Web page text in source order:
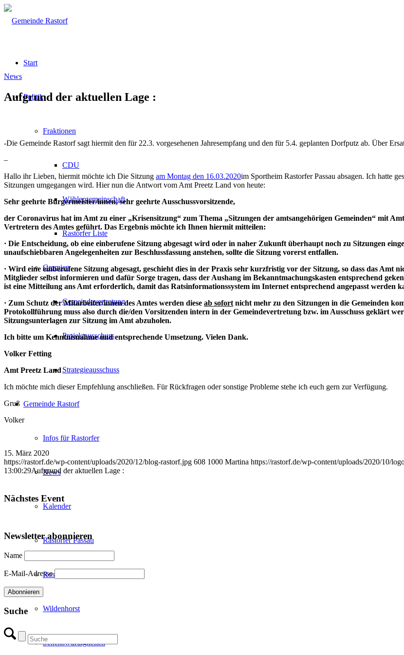
Start
Politik
Fraktionen
CDU
Wählergemeinschaft
Rastorfer Liste
Gremien
Gemeindevertretung
Projektausschuss
Strategieausschuss
Gemeinde Rastorf
Infos für Rastorfer
News
Kalender
Rastorfer Passau
Rosenfeld
Wildenhorst
Sehenswürdigkeiten
News
Aufgrund der aktuellen Lage :
-Die Gemeinde Rastorf sagt hiermit den für 22.3. vorgesehenen Jahresempfang und den für 5.4. geplanten Dorfputz ab. Über
–
Hallo ihr Lieben, hiermit möchte ich Die Sitzung am Montag den 16.03.2020im Sportheim Rastorfer Passau absagen. Ich hatte
Sitzungen umgegangen wird. Hier nun die Antwort vom Amt Preetz Land von heute:
Sehr geehrte Bürgermeister/innen, sehr geehrte Ausschussvorsitzende,
der Coronavirus hat im Amt zu einer „Krisensitzung“ zum Thema „Sitzungen der amtsangehörigen Gemeinden“ mit
Vertretern des Amtes geführt. Das Ergebnis möchte ich Ihnen hiermit mitteilen:
· Die Entscheidung, ob eine einberufene Sitzung abgesagt wird oder in naher Zukunft überhaupt noch zu Sitzungen
unaufschiebbaren Angelegenheiten zur Beschlussfassung anstehen, sollte die Sitzung vorerst entfallen.
· Wird eine einberufene Sitzung abgesagt, geschieht dies in der Praxis sehr kurzfristig vor der Sitzung, so dass das Amt
Mitglieder selbst informieren und dafür Sorge tragen, dass der Aushang im Bekanntmachungskasten entsprechend
ist eine Mitteilung ans Amt erforderlich, damit das Ratsinformationssystem im Internet entsprechend angepasst werden
· Zum Schutz der Mitarbeiter/innen des Amtes werden diese ab sofort nicht mehr zu den Sitzungen in die Gemeinden
Protokollführung muss also durch die/den Vorsitzenden intern in der Gemeindevertretung bzw. im Ausschuss geklärt
Sitzungsunterlagen zur Sitzung im Amt abzuholen.
Ich bitte um Kenntnisnahme und entsprechende Umsetzung. Vielen Dank.
Volker Fetting
Amt Preetz Land
Ich möchte mich dieser Empfehlung anschließen. Für Rückfragen oder sonstige Probleme stehe ich euch gern zur Verfügung.
Gruß
Volker
15. März 2020
https://rastorf.de/wp-content/uploads/2020/12/blog-rastorf.jpg 608 1000 Martina https://rastorf.de/wp-content/uploads/2020/10/
13:00:29Aufgrund der aktuellen Lage :
Nächstes Event
Newsletter abonnieren
Name
E-Mail-Adresse
Suche